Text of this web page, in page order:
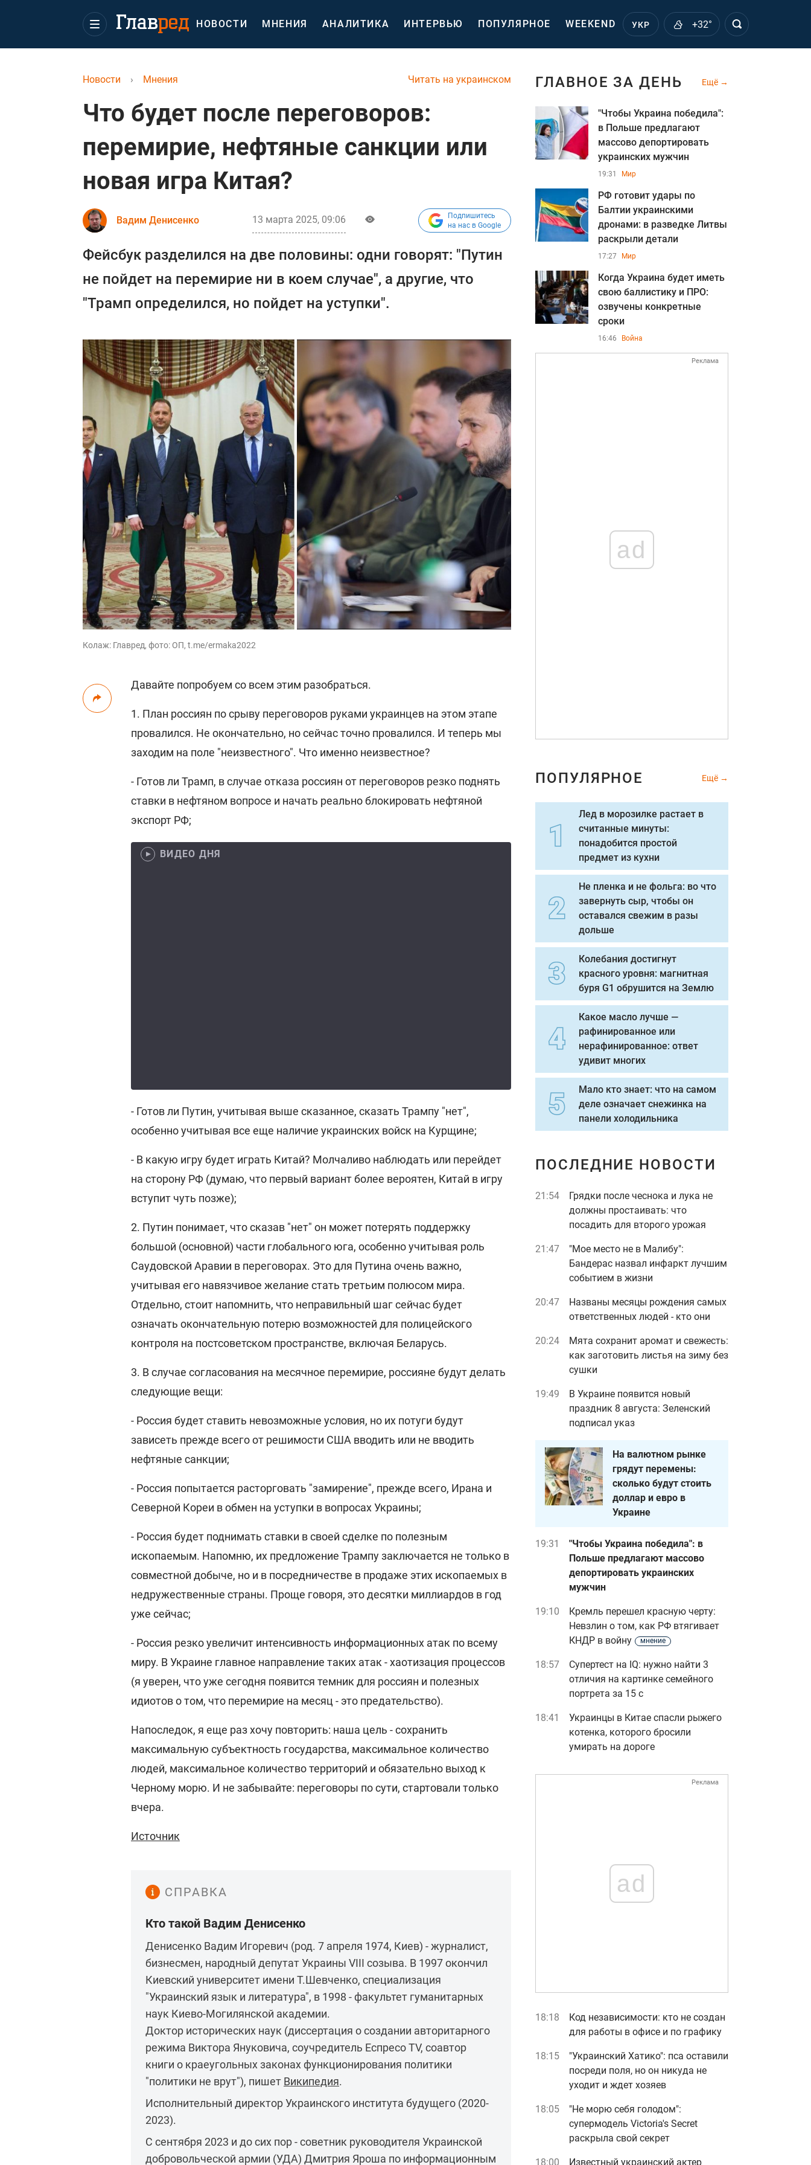
НОВОСТИ МНЕНИЯ АНАЛИТИКА ИНТЕРВЬЮ ПОПУЛЯРНОЕ WEEKEND УКР +32°
Читать на украинском
Новости › Мнения
Что будет после переговоров:
перемирие, нефтяные санкции или
новая игра Китая?
Вадим Денисенко 13 марта 2025, 09:06
Подпишитесь
на нас в Google
Фейсбук разделился на две половины: одни говорят: "Путин
не пойдет на перемирие ни в коем случае", а другие, что
"Трамп определился, но пойдет на уступки".
Колаж: Главред, фото: ОП, t.me/ermaka2022
Давайте попробуем со всем этим разобраться.
1. План россиян по срыву переговоров руками украинцев на этом этапе
провалился. Не окончательно, но сейчас точно провалился. И теперь мы
заходим на поле "неизвестного". Что именно неизвестное?
- Готов ли Трамп, в случае отказа россиян от переговоров резко поднять
ставки в нефтяном вопросе и начать реально блокировать нефтяной
экспорт РФ;
ВИДЕО ДНЯ
- Готов ли Путин, учитывая выше сказанное, сказать Трампу "нет",
особенно учитывая все еще наличие украинских войск на Курщине;
- В какую игру будет играть Китай? Молчаливо наблюдать или перейдет
на сторону РФ (думаю, что первый вариант более вероятен, Китай в игру
вступит чуть позже);
2. Путин понимает, что сказав "нет" он может потерять поддержку
большой (основной) части глобального юга, особенно учитывая роль
Саудовской Аравии в переговорах. Это для Путина очень важно,
учитывая его навязчивое желание стать третьим полюсом мира.
Отдельно, стоит напомнить, что неправильный шаг сейчас будет
означать окончательную потерю возможностей для полицейского
контроля на постсоветском пространстве, включая Беларусь.
3. В случае согласования на месячное перемирие, россияне будут делать
следующие вещи:
- Россия будет ставить невозможные условия, но их потуги будут
зависеть прежде всего от решимости США вводить или не вводить
нефтяные санкции;
- Россия попытается расторговать "замирение", прежде всего, Ирана и
Северной Кореи в обмен на уступки в вопросах Украины;
- Россия будет поднимать ставки в своей сделке по полезным
ископаемым. Напомню, их предложение Трампу заключается не только в
совместной добыче, но и в посредничестве в продаже этих ископаемых в
недружественные страны. Проще говоря, это десятки миллиардов в год
уже сейчас;
- Россия резко увеличит интенсивность информационных атак по всему
миру. В Украине главное направление таких атак - хаотизация процессов
(я уверен, что уже сегодня появится темник для россиян и полезных
идиотов о том, что перемирие на месяц - это предательство).
Напоследок, я еще раз хочу повторить: наша цель - сохранить
максимальную субъектность государства, максимальное количество
людей, максимальное количество территорий и обязательно выход к
Черному морю. И не забывайте: переговоры по сути, стартовали только
вчера.
Источник
СПРАВКА
Кто такой Вадим Денисенко
Денисенко Вадим Игоревич (род. 7 апреля 1974, Киев) - журналист,
бизнесмен, народный депутат Украины VIII созыва. В 1997 окончил
Киевский университет имени Т.Шевченко, специализация
"Украинский язык и литература", в 1998 - факультет гуманитарных
наук Киево-Могилянской академии.
Доктор исторических наук (диссертация о создании авторитарного
режима Виктора Януковича, соучредитель Еспресо TV, соавтор
книги о краеугольных законах функционирования политики
"политики не врут"), пишет Википедия.
Исполнительный директор Украинского института будущего (2020-
2023).
С сентября 2023 и до сих пор - советник руководителя Украинской
добровольческой армии (УДА) Дмитрия Яроша по информационным
ГЛАВНОЕ ЗА ДЕНЬ Ещё
"Чтобы Украина победила":
в Польше предлагают
массово депортировать
украинских мужчин
19:31 Мир
РФ готовит удары по
Балтии украинскими
дронами: в разведке Литвы
раскрыли детали
17:27 Мир
Когда Украина будет иметь
свою баллистику и ПРО:
озвучены конкретные
сроки
16:46 Война
Реклама
ad
ПОПУЛЯРНОЕ Ещё
Лед в морозилке растает в
считанные минуты:
понадобится простой
предмет из кухни
Не пленка и не фольга: во что
завернуть сыр, чтобы он
оставался свежим в разы
дольше
Колебания достигнут
красного уровня: магнитная
буря G1 обрушится на Землю
Какое масло лучше —
рафинированное или
нерафинированное: ответ
удивит многих
Мало кто знает: что на самом
деле означает снежинка на
панели холодильника
ПОСЛЕДНИЕ НОВОСТИ
21:54
Грядки после чеснока и лука не
должны простаивать: что
посадить для второго урожая
21:47
"Мое место не в Малибу":
Бандерас назвал инфаркт лучшим
событием в жизни
20:47
Названы месяцы рождения самых
ответственных людей - кто они
20:24
Мята сохранит аромат и свежесть:
как заготовить листья на зиму без
сушки
19:49
В Украине появится новый
праздник 8 августа: Зеленский
подписал указ
На валютном рынке
грядут перемены:
сколько будут стоить
доллар и евро в
Украине
19:31
"Чтобы Украина победила": в
Польше предлагают массово
депортировать украинских
мужчин
19:10
Кремль перешел красную черту:
Невзлин о том, как РФ втягивает
КНДР в войну
мнение
18:57
Супертест на IQ: нужно найти 3
отличия на картинке семейного
портрета за 15 с
18:41
Украинцы в Китае спасли рыжего
котенка, которого бросили
умирать на дороге
Реклама
ad
18:18
Код независимости: кто не создан
для работы в офисе и по графику
18:15
"Украинский Хатико": пса оставили
посреди поля, но он никуда не
уходит и ждет хозяев
18:05
"Не морю себя голодом":
супермодель Victoria's Secret
раскрыла свой секрет
18:00 Известный украинский актер